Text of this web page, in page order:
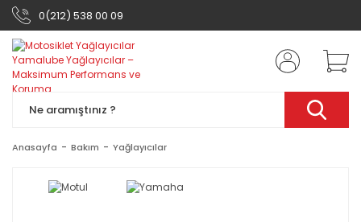
0(212) 538 00 09
Anasayfa Bakım Yağlayıcılar